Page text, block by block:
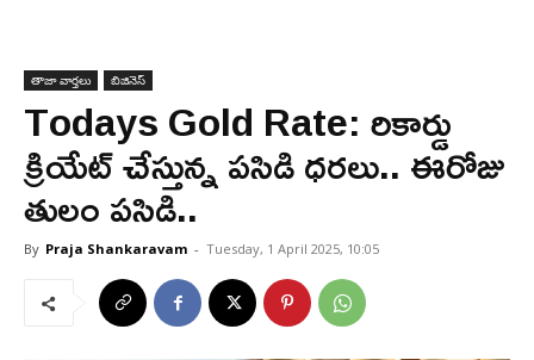
తాజా వార్తలు బిజినెస్
Todays Gold Rate: రికార్డు
క్రియేట్ చేస్తున్న పసిడి ధరలు.. ఈరోజు
తులం పసిడి..
By Praja Shankaravam - Tuesday, 1 April 2025, 10:05